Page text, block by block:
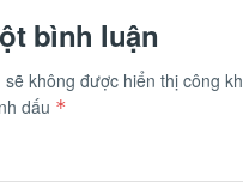
bình luận
sẽ không được hiển thị công
dấu *